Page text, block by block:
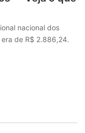
nacional dos
de R$ 2.886,24.